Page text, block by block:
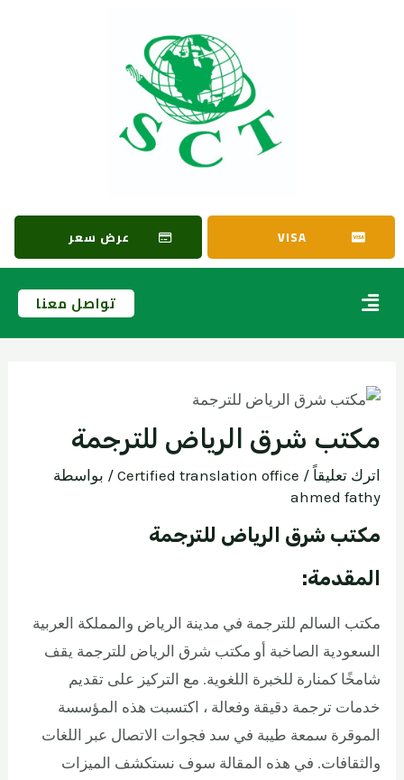
VISA عرض سعر
تواصل معنا
مكتب شرق الرياض للترجمة
اترك تعليقاً /
Certified translation office / بواسطة
ahmed fathy
مكتب شرق الرياض للترجمة
المقدمة:
مكتب السالم للترجمة في مدينة الرياض والمملكة العربية
السعودية الصاخبة أو مكتب شرق الرياض للترجمة يقف
شامخًا كمنارة للخبرة اللغوية. مع التركيز على تقديم
خدمات ترجمة دقيقة وفعالة ، اكتسبت هذه المؤسسة
الموقرة سمعة طيبة في سد فجوات الاتصال عبر اللغات
والثقافات. في هذه المقالة سوف نستكشف الميزات